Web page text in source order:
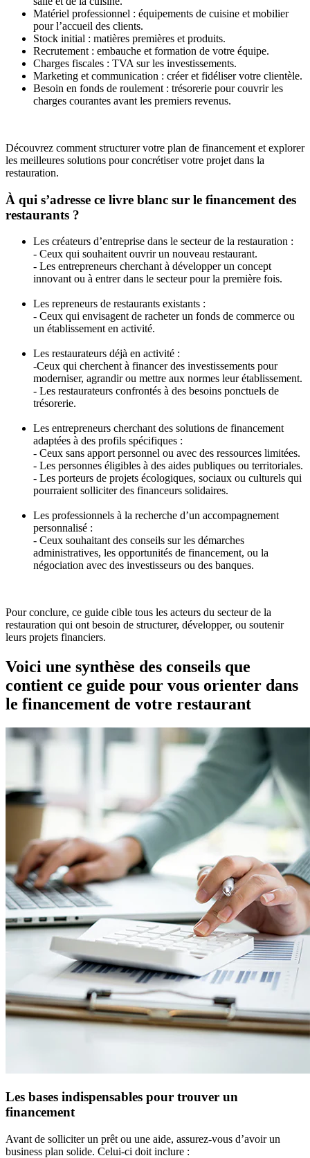
Matériel professionnel : équipements de cuisine et mobilier
pour l’accueil des clients.
Stock initial : matières premières et produits.
Recrutement : embauche et formation de votre équipe.
Charges fiscales : TVA sur les investissements.
Marketing et communication : créer et fidéliser votre clientèle.
Besoin en fonds de roulement : trésorerie pour couvrir les
charges courantes avant les premiers revenus.
Découvrez comment structurer votre plan de financement et explorer
les meilleures solutions pour concrétiser votre projet dans la
restauration.
À qui s’adresse ce livre blanc sur le financement des
restaurants ?
Les créateurs d’entreprise dans le secteur de la restauration :
- Ceux qui souhaitent ouvrir un nouveau restaurant.
- Les entrepreneurs cherchant à développer un concept
innovant ou à entrer dans le secteur pour la première fois.
Les repreneurs de restaurants existants :
- Ceux qui envisagent de racheter un fonds de commerce ou
un établissement en activité.
Les restaurateurs déjà en activité :
-Ceux qui cherchent à financer des investissements pour
moderniser, agrandir ou mettre aux normes leur établissement.
- Les restaurateurs confrontés à des besoins ponctuels de
trésorerie.
Les entrepreneurs cherchant des solutions de financement
adaptées à des profils spécifiques :
- Ceux sans apport personnel ou avec des ressources limitées.
- Les personnes éligibles à des aides publiques ou territoriales.
- Les porteurs de projets écologiques, sociaux ou culturels qui
pourraient solliciter des financeurs solidaires.
Les professionnels à la recherche d’un accompagnement
personnalisé :
- Ceux souhaitant des conseils sur les démarches
administratives, les opportunités de financement, ou la
négociation avec des investisseurs ou des banques.
Pour conclure, ce guide cible tous les acteurs du secteur de la
restauration qui ont besoin de structurer, développer, ou soutenir
leurs projets financiers.
Voici une synthèse des conseils que
contient ce guide pour vous orienter dans
le financement de votre restaurant
Les bases indispensables pour trouver un
financement
Avant de solliciter un prêt ou une aide, assurez-vous d’avoir un
business plan solide. Celui-ci doit inclure :